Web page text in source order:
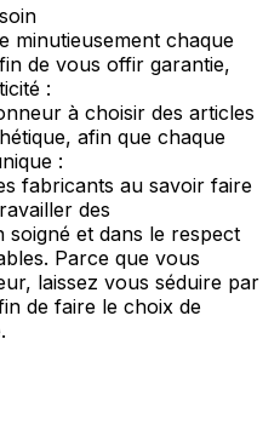
minutieusement chaque
de vous offir garantie,
:
à choisir des articles
afin que chaque
:
fabricants au savoir faire
des
soigné et dans le respect
Parce que vous
laissez vous séduire par
de faire le choix de